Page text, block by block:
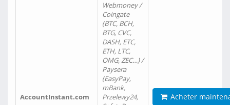
AccountInstant.com
Webmoney /
Coingate
(BTC, BCH,
BTG, CVC,
DASH, ETC,
ETH, LTC,
OMG, ZEC…) /
Paysera
(EasyPay,
mBank,
Przelewy24,
Acheter